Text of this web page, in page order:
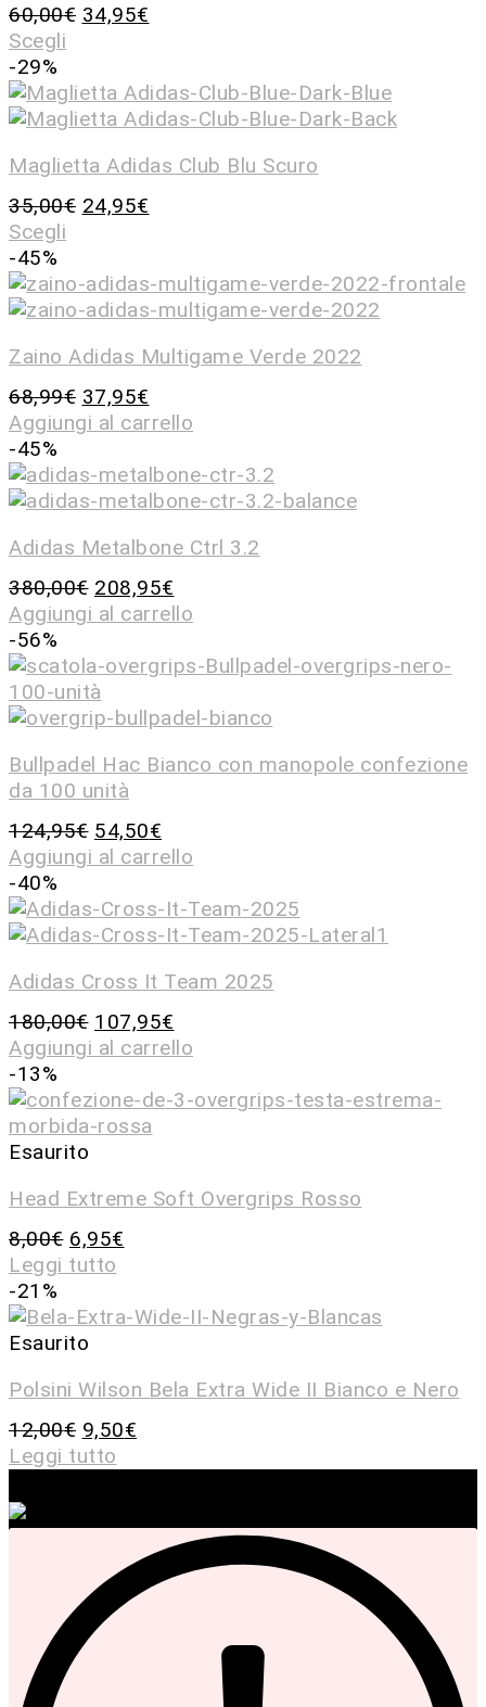
60,00€ 34,95€
Scegli
-29%
Maglietta Adidas Club Blu Scuro
35,00€ 24,95€
Scegli
-45%
Zaino Adidas Multigame Verde 2022
68,99€ 37,95€
Aggiungi al carrello
-45%
Adidas Metalbone Ctrl 3.2
380,00€ 208,95€
Aggiungi al carrello
-56%
Bullpadel Hac Bianco con manopole confezione
da 100 unità
124,95€ 54,50€
Aggiungi al carrello
-40%
Adidas Cross It Team 2025
180,00€ 107,95€
Aggiungi al carrello
-13%
Esaurito
Head Extreme Soft Overgrips Rosso
8,00€ 6,95€
Leggi tutto
-21%
Esaurito
Polsini Wilson Bela Extra Wide II Bianco e Nero
12,00€ 9,50€
Leggi tutto